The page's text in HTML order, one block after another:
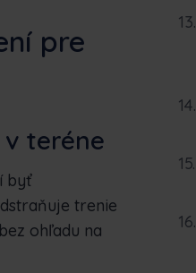
pre
v teréne
byť
trenie
ohľadu na